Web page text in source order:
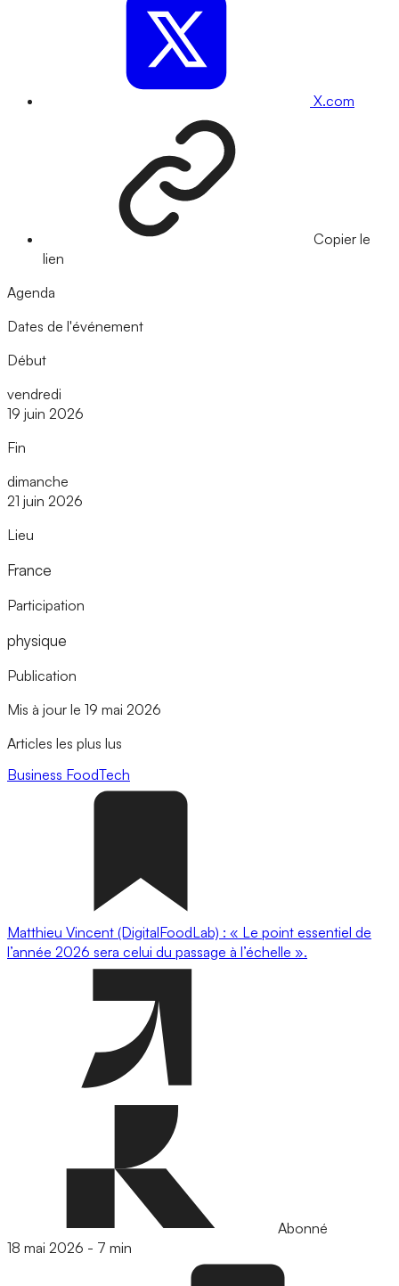
X.com
Copier le
lien
Agenda
Dates de l'événement
Début
vendredi
19 juin 2026
Fin
dimanche
21 juin 2026
Lieu
France
Participation
physique
Publication
Mis à jour le 19 mai 2026
Articles les plus lus
Business FoodTech
Matthieu Vincent (DigitalFoodLab) : « Le point essentiel de
l’année 2026 sera celui du passage à l’échelle ».
Abonné
18 mai 2026 - 7 min